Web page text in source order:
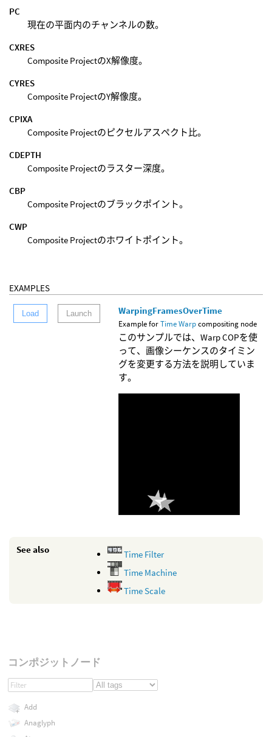
PC
現在の平面内のチャンネルの数。
CXRES
Composite ProjectのX解像度。
CYRES
Composite ProjectのY解像度。
CPIXA
Composite Projectのピクセルアスペクト比。
CDEPTH
Composite Projectのラスター深度。
CBP
Composite Projectのブラックポイント。
CWP
Composite Projectのホワイトポイント。
EXAMPLES
Load Launch WarpingFramesOverTime
Example forTime Warpcompositing node
このサンプルでは、Warp COPを使
って、画像シーケンスのタイミン
グを変更する方法を説明していま
す。
See also
Time Filter
Time Machine
Time Scale
コンポジットノード
Add
Anaglyph